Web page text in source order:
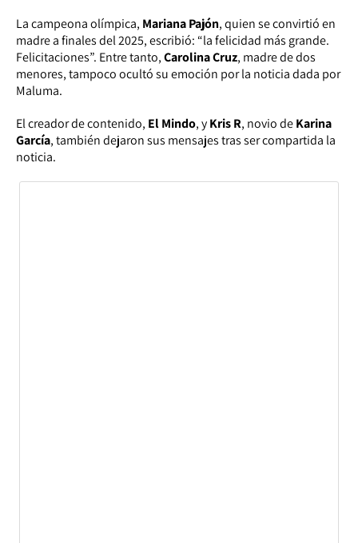
La campeona olímpica, Mariana Pajón, quien se convirtió en
madre a finales del 2025, escribió: “la felicidad más grande.
Felicitaciones”. Entre tanto,Carolina Cruz, madre de dos
menores, tampoco ocultó su emoción por la noticia dada por
Maluma.
El creador de contenido, El Mindo, yKris R, novio deKarina
García, también dejaron sus mensajes tras ser compartida la
noticia.